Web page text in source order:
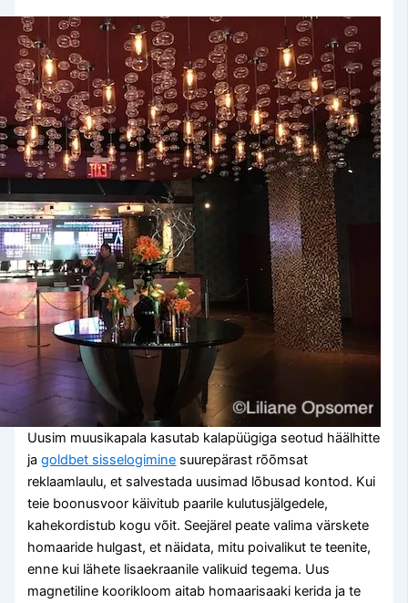
Uusim muusikapala kasutab kalapüügiga seotud häälhitte
jagoldbet sisselogimine suurepärast rõõmsat
reklaamlaulu, et salvestada uusimad lõbusad kontod. Kui
teie boonusvoor käivitub paarile kulutusjälgedele,
kahekordistub kogu võit. Seejärel peate valima värskete
homaaride hulgast, et näidata, mitu poivalikut te teenite,
enne kui lähete lisaekraanile valikuid tegema. Uus
magnetiline koorikloom aitab homaarisaaki kerida ja te